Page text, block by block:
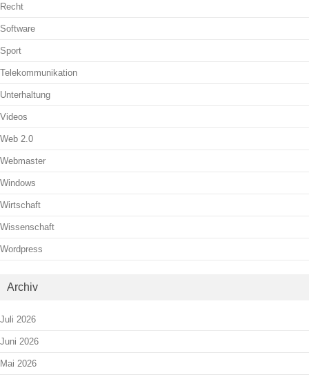
Recht
Software
Sport
Telekommunikation
Unterhaltung
Videos
Web 2.0
Webmaster
Windows
Wirtschaft
Wissenschaft
Wordpress
Archiv
Juli 2026
Juni 2026
Mai 2026